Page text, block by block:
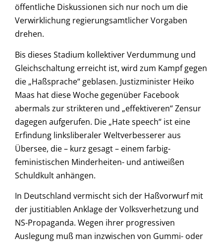
öffentliche Diskussionen sich nur noch um die
Verwirklichung regierungsamtlicher Vorgaben
drehen.
Bis dieses Stadium kollektiver Verdummung und
Gleichschaltung erreicht ist, wird zum Kampf gegen
die „Haßsprache“ geblasen. Justizminister Heiko
Maas hat diese Woche gegenüber Facebook
abermals zur strikteren und „effektiveren“ Zensur
dagegen aufgerufen. Die „Hate speech“ ist eine
Erfindung linksliberaler Weltverbesserer aus
Übersee, die – kurz gesagt – einem farbig-
feministischen Minderheiten- und antiweißen
Schuldkult anhängen.
In Deutschland vermischt sich der Haßvorwurf mit
der justitiablen Anklage der Volksverhetzung und
NS-Propaganda. Wegen ihrer progressiven
Auslegung muß man inzwischen von Gummi- oder